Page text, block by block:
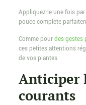
Appliquez-le une fois
pouce complète
Comme pourdes gestes
ces petites attentions
de vos plantes.
Anticiper
courants